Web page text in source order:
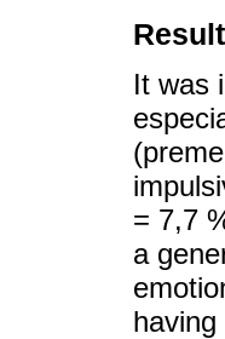
It was
= 7,7
a